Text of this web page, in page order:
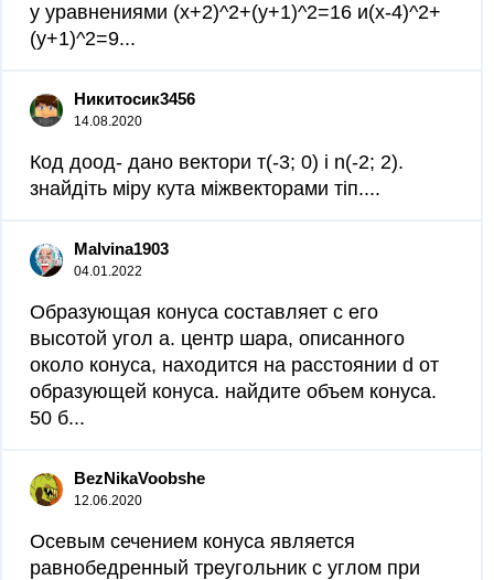
у уравнениями (x+2)^2+(y+1)^2=16 и(x-4)^2+
(y+1)^2=9...
Никитосик3456
14.08.2020
Код доод- дано вектори т(-3; 0) i n(-2; 2).
знайдіть міру кута міжвекторами тіп.​...
Malvina1903
04.01.2022
Образующая конуса составляет с его
высотой угол а. центр шара, описанного
около конуса, находится на расстоянии d от
образующей конуса. найдите объем конуса.
50 б...
BezNikaVoobshe
12.06.2020
Осевым сечением конуса является
равнобедренный треугольник с углом при